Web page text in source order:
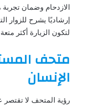
الازدحام وضمان تجربة
إرشاديًا يشرح للزوار
لتكون الزيارة أكثر متعة
متحف
الإنسان
رؤية المتحف لا تقتصر